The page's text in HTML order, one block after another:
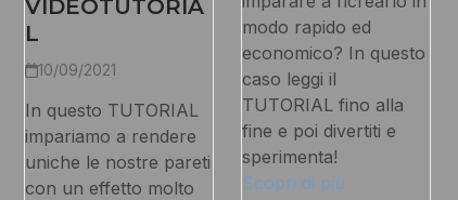
VIDEOTUTORIA
L
10/09/2021
In questo TUTORIAL
impariamo a rendere
uniche le nostre pareti
con un effetto molto
modo rapido ed
economico? In questo
caso leggi il
TUTORIAL fino alla
fine e poi divertiti e
sperimenta!
Scopri di più